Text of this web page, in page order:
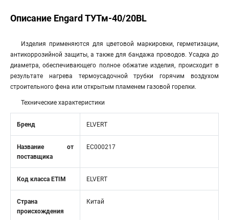
Описание Engard ТУТм-40/20BL
Изделия применяются для цветовой маркировки, герметизации,
антикоррозийной защиты, а также для бандажа проводов. Усадка до
диаметра, обеспечивающего полное обжатие изделия, происходит в
результате нагрева термоусадочной трубки горячим воздухом
строительного фена или открытым пламенем газовой горелки.
Технические характеристики
Бренд ELVERT
Название от
поставщика
EC000217
Код класса ETIM ELVERT
Страна
происхождения
Китай